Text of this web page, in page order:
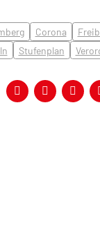
Corona
Stufenplan